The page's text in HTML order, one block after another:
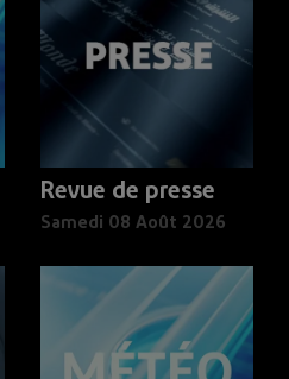
Revue de presse
Samedi 08 Août 2026